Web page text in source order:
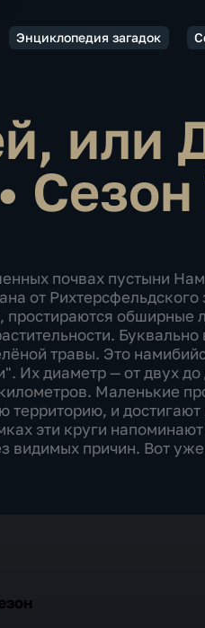
Энциклопедия загадок
или
• Сезон
почвах пустыни
от
обширные
травы. Это
Их диаметр — от двух до
Маленькие
территорию, и
эти круги
видимых причин. Вот